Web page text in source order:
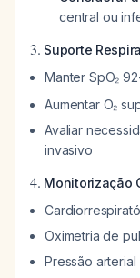
central ou
3. Suporte
Manter SpO₂
Aumentar O₂
Avaliar
invasivo
4. Monitorização
Oximetria de
Pressão